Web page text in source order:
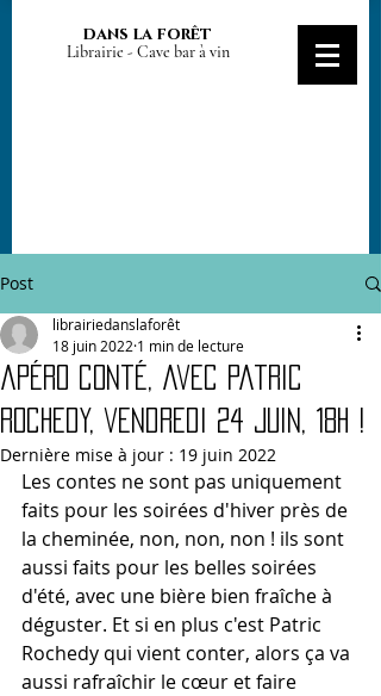
dans la forêt
Librairie - Cave bar à vin
Post
apéro conté, avec patric
Rochedy, vendredi 24 juin, 18h !
librairiedanslaforêt
18 juin 2022 1 min de lecture
Dernière mise à jour : 19 juin 2022
Les contes ne sont pas uniquement
faits pour les soirées d'hiver près de
la cheminée, non, non, non ! ils sont
aussi faits pour les belles soirées
d'été, avec une bière bien fraîche à
déguster. Et si en plus c'est Patric
Rochedy qui vient conter, alors ça va
aussi rafraîchir le cœur et faire